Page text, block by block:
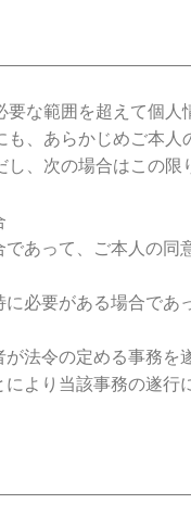
な範囲を超えて個人
、あらかじめご本人
、次の場合はこの限
あって、ご本人の同
必要がある場合であ
法令の定める事務を
より当該事務の遂行